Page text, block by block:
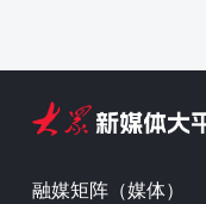
融媒矩阵（媒体）